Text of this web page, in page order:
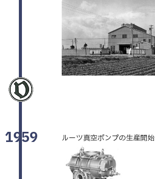
1959 ルーツ真空ポンプの生産開始